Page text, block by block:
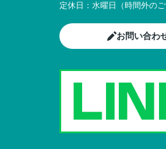
定休日： 水曜日（時間外の
お問い合わ